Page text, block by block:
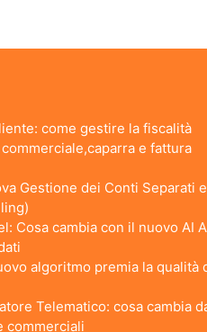
come gestire la fiscalità
e fattura
Gestione dei Conti Separati e
Cosa cambia con il nuovo AI
algoritmo premia la qualità
Telematico: cosa cambia
commerciali